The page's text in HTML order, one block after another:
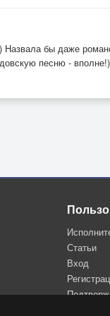
бы даже
песню -
Статьи
Вход